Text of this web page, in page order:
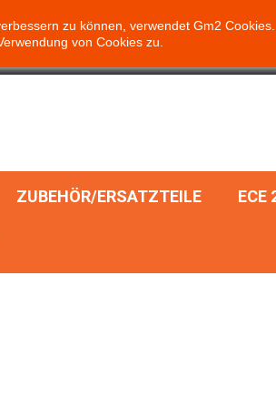
ZUBEHÖR/ERSATZTEILE ECE
zu können, verwendet Gm2
von Cookies zu.